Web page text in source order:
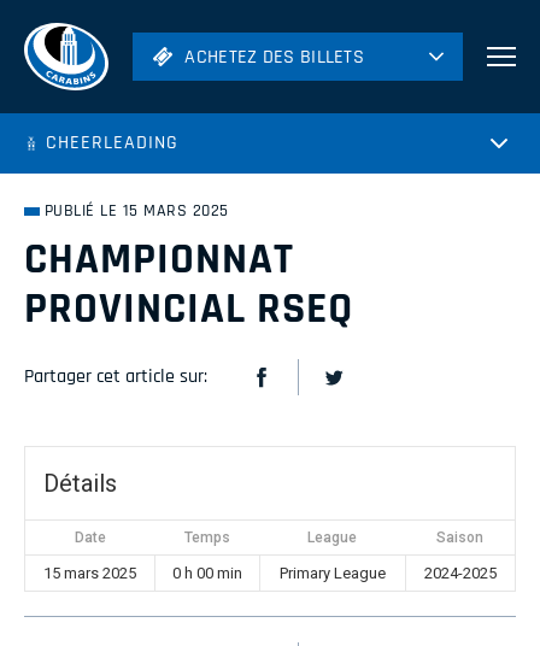
ACHETEZ DES BILLETS
Hockey
ACHETEZ DES BILLETS
CHEERLEADING
PUBLIÉ LE 15 MARS 2025
CHAMPIONNAT
PROVINCIAL RSEQ
Partager cet article sur:
Détails
Date Temps League Saison
15 mars 2025 0 h 00 min Primary League 2024-2025